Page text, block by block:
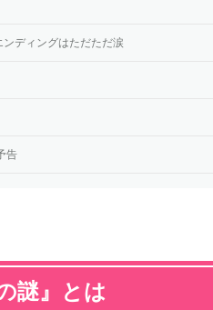
ディングはただただ涙
告
謎』とは